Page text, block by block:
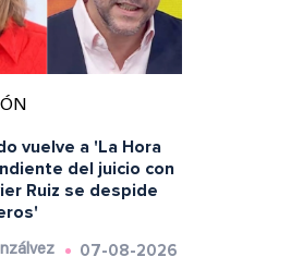
vuelve a 'La Hora
del juicio con
Ruiz se despide
07-08-2026